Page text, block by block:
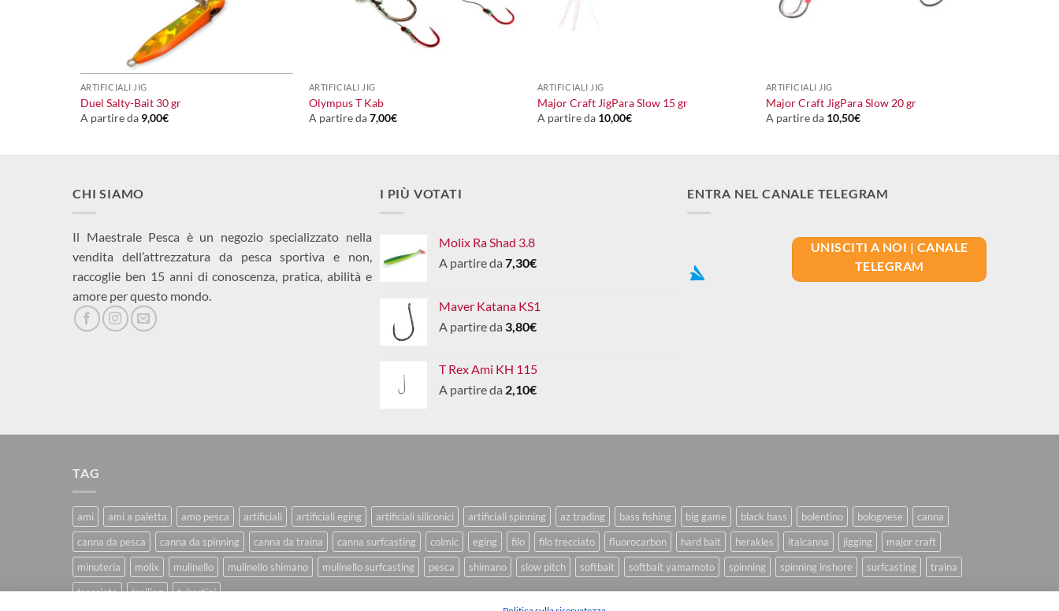
ARTIFICIALI JIG
Duel Salty-Bait 30 gr
A partire da 9,00€
ARTIFICIALI JIG
Olympus T Kab
A partire da7,00€
ARTIFICIALI JIG
Major Craft JigPara Slow 15 gr
A partire da 10,00€
ARTIFICIALI JIG
Major Craft JigPara Slow 20 gr
A partire da 10,50€
CHI SIAMO
Il Maestrale Pesca è un negozio specializzato nella
vendita dell’attrezzatura da pesca sportiva e non,
raccoglie ben 15 anni di conoscenza, pratica, abilità e
amore per questo mondo.
I PIÙ VOTATI
Molix Ra Shad 3.8
A partire da 7,30€
Maver Katana KS1
A partire da 3,80€
T Rex Ami KH 115
A partire da 2,10€
ENTRA NEL CANALE TELEGRAM
UNISCITI A NOI | CANALE
TELEGRAM
TAG
ami ami a paletta amo pesca artificiali artificiali eging artificiali siliconici artificiali spinning az trading bass fishing big game black bass bolentino bolognese
canna
canna da pesca
canna da spinning canna da traina canna surfcasting colmic eging filo filo trecciato fluorocarbon hard bait herakles italcanna jigging
major craft
minuteria
molix mulinello mulinello shimano mulinello surfcasting pesca shimano slow pitch softbait softbait yamamoto spinning spinning inshore surfcasting
traina
trecciato
trolling tubertini